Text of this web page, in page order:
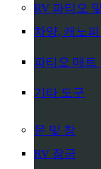
RV 파티오
차양, 캐노
파티오 매트
기타 도구
문 및 창
RV 잠금